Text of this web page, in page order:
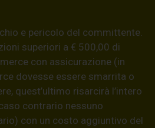
e pericolo del committente.
superiori a € 500,00 di
con assicurazione (in
dovesse essere smarrita o
quest’ultimo risarcirà l’intero
contrario nessuno
con un costo aggiuntivo del